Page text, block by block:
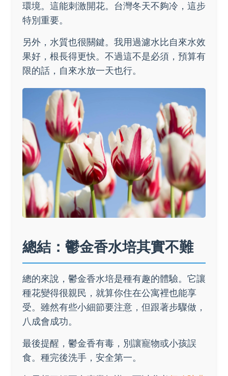
環境。這能刺激開花。台灣冬天不夠冷，這步
特別重要。
另外，水質也很關鍵。我用過濾水比自來水效
果好，根長得更快。不過這不是必須，預算有
限的話，自來水放一天也行。
總結：鬱金香水培其實不難
總的來說，鬱金香水培是種有趣的體驗。它讓
種花變得很親民，就算你住在公寓裡也能享
受。雖然有些小細節要注意，但跟著步驟做，
八成會成功。
最後提醒，鬱金香有毒，別讓寵物或小孩誤
食。種完後洗手，安全第一。